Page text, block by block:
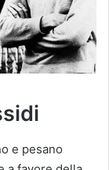
e pesano